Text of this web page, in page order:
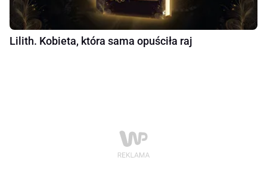
Lilith. Kobieta, która sama opuściła raj